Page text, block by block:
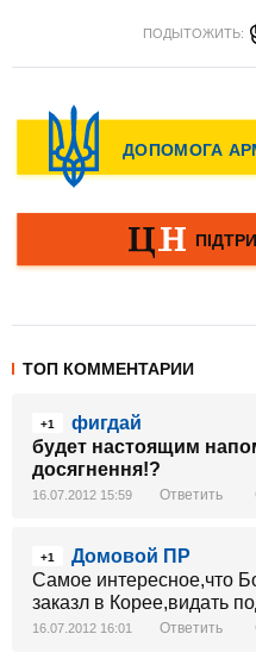
ПОДЫТОЖИТЬ:
ТОП КОММЕНТАРИИ
+1
фигдай
будет настоящим
досягнення!?
16.07.2012 15:59 Ответить
+1
Домовой ПР
Самое интересное,что
заказл в Корее,видать
16.07.2012 16:01 Ответить